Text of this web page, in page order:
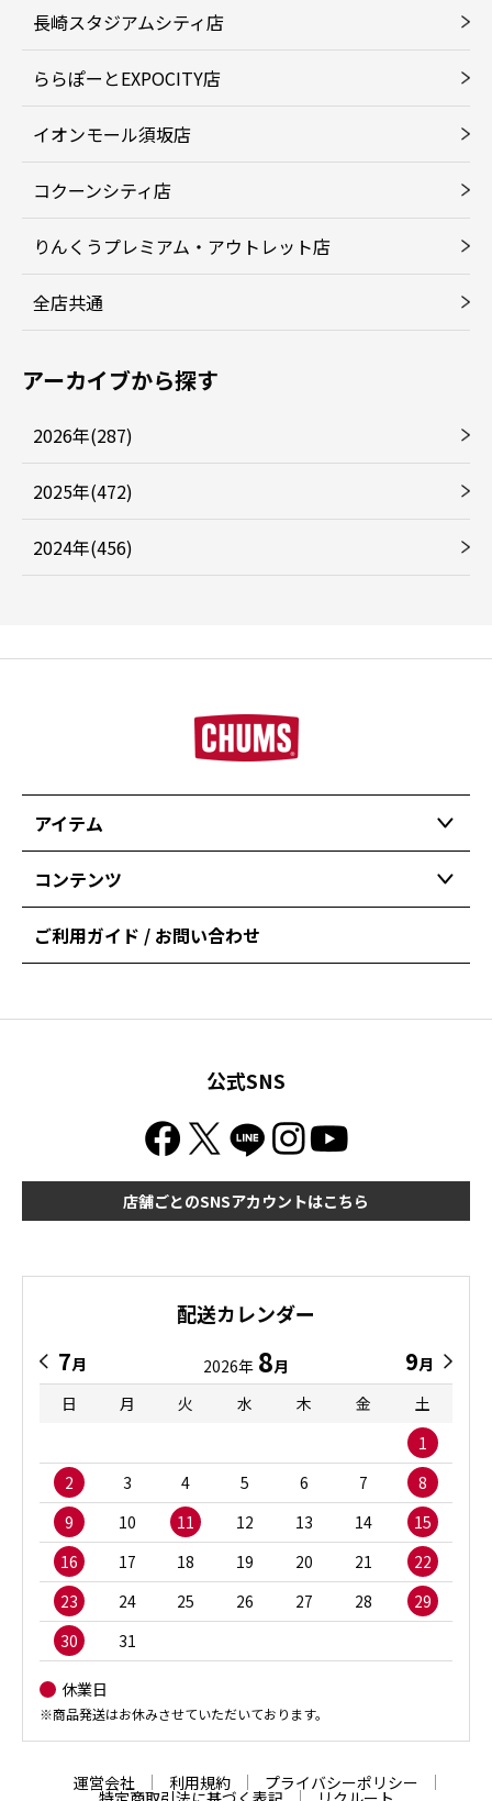
長崎スタジアムシティ店
ららぽーとEXPOCITY店
イオンモール須坂店
コクーンシティ店
りんくうプレミアム・アウトレット店
全店共通
アーカイブから探す
2026年(287)
2025年(472)
2024年(456)
アイテム
コンテンツ
ご利用ガイド / お問い合わせ
公式SNS
店舗ごとのSNSアカウントはこちら
配送カレンダー
7月 2026年 8月 9月
日
月 火 水 木 金
土
1
2
3 4 5 6 7
8
9
10 11 12 13 14
15
16
17 18 19 20 21
22
23
24 25 26 27 28
29
30
31
休業日
※商品発送はお休みさせていただいております。
運営会社 利用規約 プライバシーポリシー